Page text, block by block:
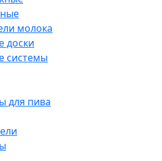
молока
доски
системы
для пива